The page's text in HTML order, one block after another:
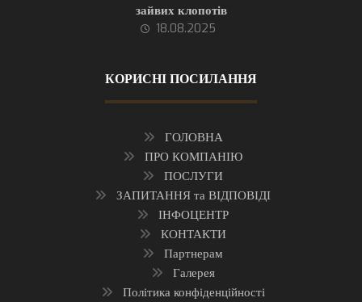
зайвих клопотів
18.08.2025
КОРИСНІ ПОСИЛАННЯ
ГОЛОВНА
ПРО КОМПАНІЮ
ПОСЛУГИ
ЗАПИТАННЯ та ВІДПОВІДІ
ІНФОЦЕНТР
КОНТАКТИ
Партнерам
Галерея
Політика конфіденційності